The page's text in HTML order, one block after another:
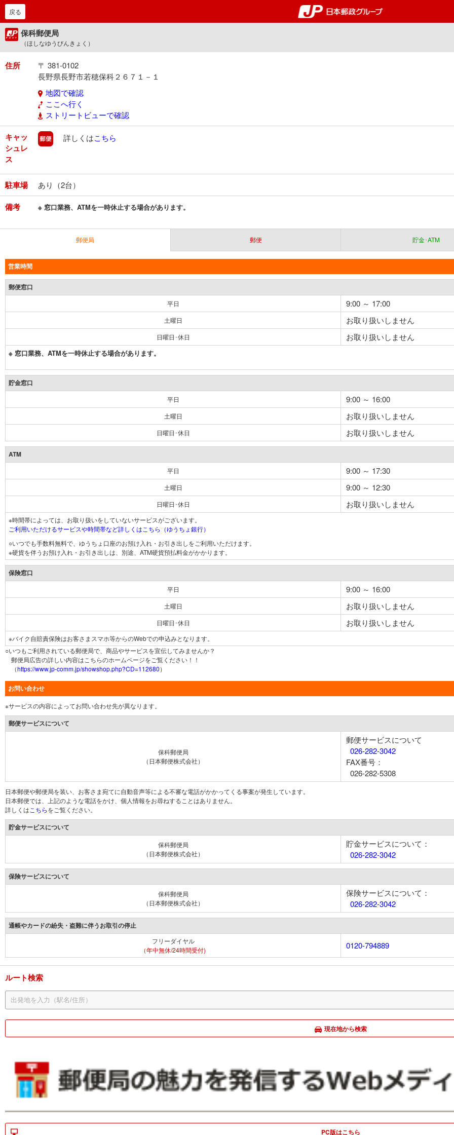
郵便局・日本郵政グルー
戻る
保科郵便局
（ほしなゆうびんきょく）
住所
〒 381-0102
長野県長野市若穂保科２６７１－１
地図で確認
ここへ行く
ストリートビューで確認
キャッ
シュレ
ス
郵便
詳しくはこちら
駐車場 あり（2台）
備考 ※ 窓口業務、ATMを一時休止する場合があります。
郵便局 郵便 貯金･ATM
営業時間
郵便窓口
平日 9:00 ～ 17:00
土曜日 お取り扱いしません
日曜日･休日 お取り扱いしません
※ 窓口業務、ATMを一時休止する場合があります。
貯金窓口
平日 9:00 ～ 16:00
土曜日 お取り扱いしません
日曜日･休日 お取り扱いしません
ATM
平日 9:00 ～ 17:30
土曜日 9:00 ～ 12:30
日曜日･休日 お取り扱いしません
※時間帯によっては、お取り扱いをしていないサービスがございます。
ご利用いただけるサービスや時間帯など詳しくはこちら（ゆうちょ銀行）
○いつでも手数料無料で、ゆうちょ口座のお預け入れ・お引き出しをご利用いただけます。
※硬貨を伴うお預け入れ・お引き出しは、別途、ATM硬貨預払料金がかかります。
保険窓口
平日 9:00 ～ 16:00
土曜日 お取り扱いしません
日曜日･休日 お取り扱いしません
※バイク自賠責保険はお客さまスマホ等からのWebでの申込みとなります。
○いつもご利用されている郵便局で、商品やサービスを宣伝してみませんか？
郵便局広告の詳しい内容はこちらのホームページをご覧ください！！
（https://www.jp-comm.jp/showshop.php?CD=112680）
お問い合わせ
※サービスの内容によってお問い合わせ先が異なります。
郵便サービスについて
保科郵便局
（日本郵便株式会社）
郵便サービスについて
026-282-3042
FAX番号：
026-282-5308
日本郵便や郵便局を装い、お客さま宛てに自動音声等による不審な電話がかかってくる事案が発生しています。
日本郵便では、上記のような電話をかけ、個人情報をお尋ねすることはありません。
詳しくは こちらをご覧ください。
貯金サービスについて
保科郵便局
（日本郵便株式会社）
貯金サービスについて：
026-282-3042
保険サービスについて
保科郵便局
（日本郵便株式会社）
保険サービスについて：
026-282-3042
通帳やカードの紛失・盗難に伴うお取引の停止
フリーダイヤル
（年中無休/24時間受付)
0120-794889
ルート検索
現在地から検索
PC版はこちら